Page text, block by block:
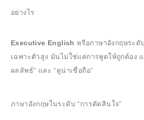
อย่างไร
Executive English หรือภาษาอังกฤษระดั
เฉพาะตัวสูง มันไม่ใช่แค่การพูดให้ถูกต้อง
ผลลัพธ์” และ “ดูน่าเชื่อถือ”
ภาษาอังกฤษในระดับ “การตัดสินใจ”